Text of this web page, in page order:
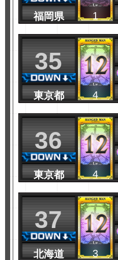
福岡県 1
35
東京都 4
36
東京都 4
37
北海道 3